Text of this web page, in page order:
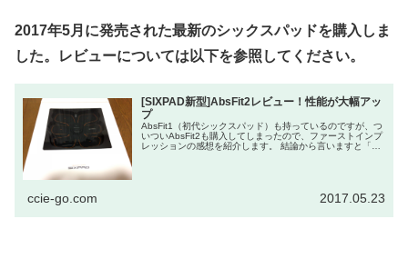
2017年5月に発売された最新のシックスパッドを購入しま
した。レビューについては以下を参照してください。
[SIXPAD新型]AbsFit2レビュー！性能が大幅アッ
プ
AbsFit1（初代シックスパッド）も持っているのですが、つ
いついAbsFit2も購入してしまったので、ファーストインプ
レッションの感想を紹介します。 結論から言いますと「想
ccie-go.com 2017.05.23